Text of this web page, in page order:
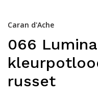
Caran d'Ache
066
russet